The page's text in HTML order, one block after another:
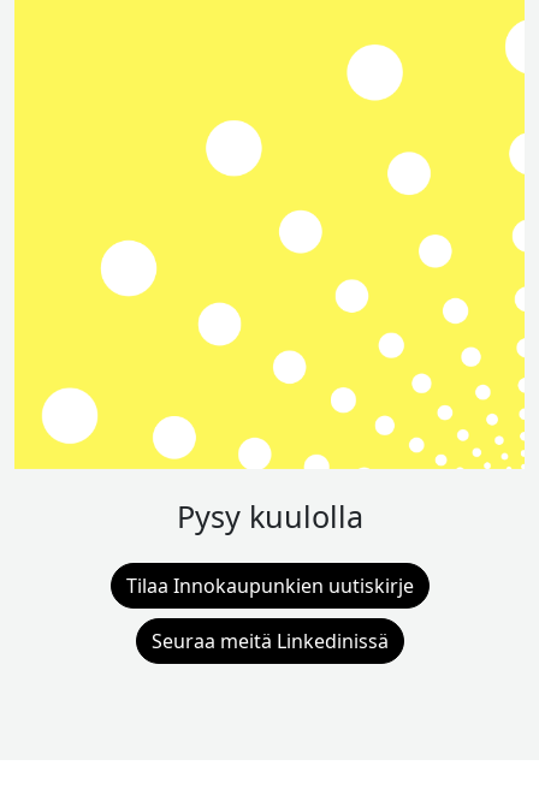
Pysy kuulolla
Tilaa Innokaupunkien uutiskirje
Seuraa meitä Linkedinissä